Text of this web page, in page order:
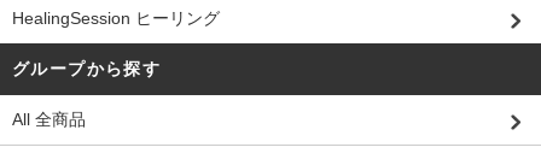
HealingSession ヒーリング
グループから探す
All 全商品